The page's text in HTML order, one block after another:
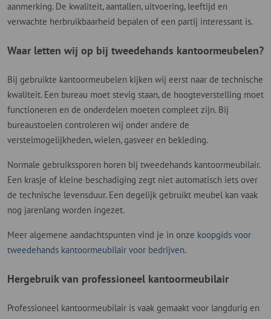
aanmerking. De kwaliteit, aantallen, uitvoering, leeftijd en
verwachte herbruikbaarheid bepalen of een partij interessant is.
Waar letten wij op bij tweedehands kantoormeubelen?
Bij gebruikte kantoormeubelen kijken wij eerst naar de technische
kwaliteit. Een bureau moet stevig staan, de hoogteverstelling moet
functioneren en de onderdelen moeten compleet zijn. Bij
bureaustoelen controleren wij onder andere de
verstelmogelijkheden, wielen, gasveer en bekleding.
Normale gebruikssporen horen bij tweedehands kantoormeubilair.
Een krasje of kleine beschadiging zegt niet automatisch iets over
de technische levensduur. Een degelijk gebruikt meubel kan vaak
nog jarenlang worden ingezet.
Meer algemene aandachtspunten vind je in onze koopgids voor
tweedehands kantoormeubilair voor bedrijven.
Hergebruik van professioneel kantoormeubilair
Professioneel kantoormeubilair is vaak gemaakt voor langdurig en